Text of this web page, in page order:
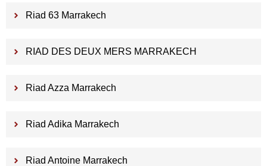
Riad 63 Marrakech
RIAD DES DEUX MERS MARRAKECH
Riad Azza Marrakech
Riad Adika Marrakech
Riad Antoine Marrakech